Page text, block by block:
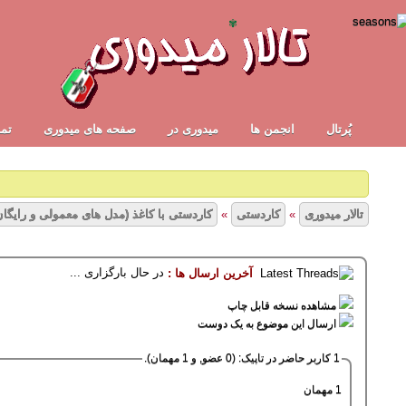
پُرتال انجمن ها ميدوری در صفحه های میدوری
تالار میدوری » کاردستی » کاردستی با کاغذ (مدل های معمولی و
آخرین ارسال ها : در حال بارگزاری ...
مشاهده نسخه قابل چاپ
ارسال این موضوع به یک دوست
1 کاربر حاضر در تاپیک: (0 عضو, و 1 مهمان).
1 مهمان